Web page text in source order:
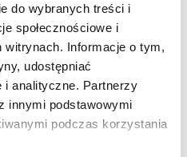
do wybranych treści i
społecznościowe i
Informacje o tym,
udostępniać
i analityczne. Partnerzy
innymi podstawowymi
podczas korzystania